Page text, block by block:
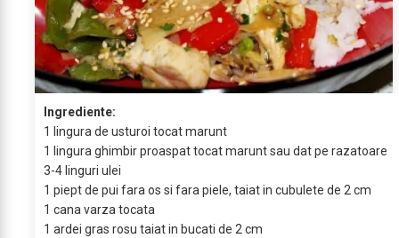
Ingrediente:
1 lingura de usturoi tocat marunt
1 lingura ghimbir proaspat tocat marunt sau dat pe razatoare
3-4 linguri ulei
1 piept de pui fara os si fara piele, taiat in cubulete de 2 cm
1 cana varza tocata
1 ardei gras rosu taiat in bucati de 2 cm